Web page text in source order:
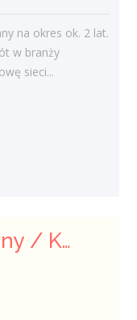
na okres ok. 2 lat.
w branży
sieci...
Konsultant Medyczny / Konsultantka Medyczna w sklepie medycznym (Fizjoterapeuta, Technik farmaceutyczny, Technik ortopeda)